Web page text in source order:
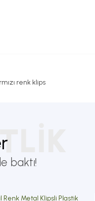
renk klips
baktı!